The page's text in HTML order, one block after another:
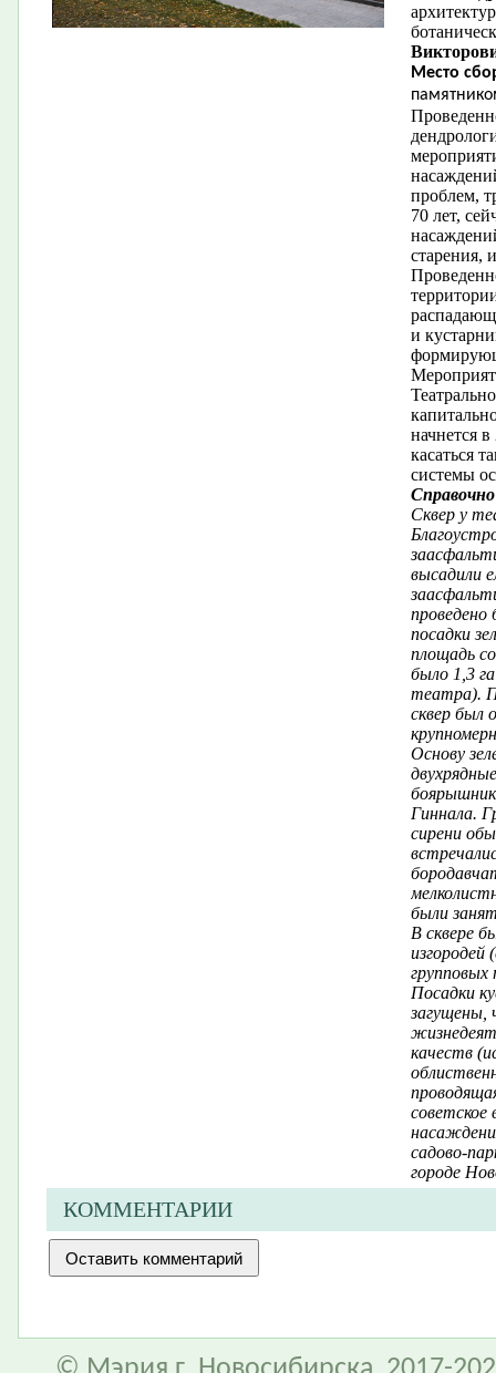
Место
проблем,
70 лет,
старения,
и
начнется
касаться
системы
Справочно
Сквер у
высадили
проведено
посадки
площадь
было 1,3
театра).
сквер был
Основу
Гиннала.
сирени
были
В сквере
изгородей
групповых
Посадки
загущены,
качеств
советское
садово-
городе
КОММЕНТАРИИ